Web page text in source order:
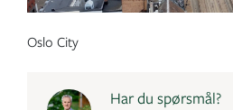
Oslo City
Har du spørsmål?